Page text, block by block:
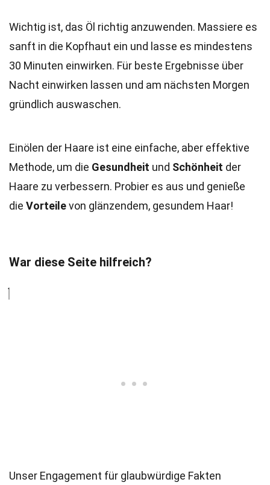
Wichtig ist, das Öl richtig anzuwenden. Massiere es
sanft in die Kopfhaut ein und lasse es mindestens
30 Minuten einwirken. Für beste Ergebnisse über
Nacht einwirken lassen und am nächsten Morgen
gründlich auswaschen.
Einölen der Haare ist eine einfache, aber effektive
Methode, um die Gesundheit und Schönheit der
Haare zu verbessern. Probier es aus und genieße
die Vorteilevon glänzendem, gesundem Haar!
War diese Seite hilfreich?
Unser Engagement für glaubwürdige Fakten